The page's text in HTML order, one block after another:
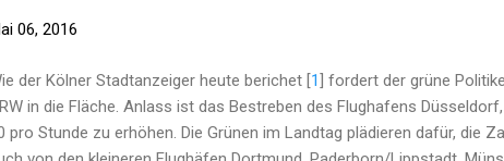
06, 2016
der Kölner Stadtanzeiger heute berichet [1] fordert der grüne
in die Fläche. Anlass ist das Bestreben des Flughafens
pro Stunde zu erhöhen. Die Grünen im Landtag plädieren dafür, die